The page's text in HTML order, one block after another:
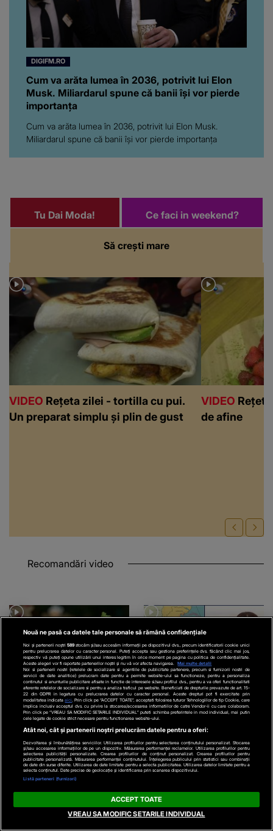
DIGIFM.RO
Cum va arăta lumea în 2036, potrivit lui Elon
Musk. Miliardarul spune că banii își vor pierde
importanța
Cum va arăta lumea în 2036, potrivit lui Elon Musk.
Miliardarul spune că banii își vor pierde importanța
Să crești mare
Tu Dai Moda! Ce faci in weekend?
VIDEO Rețeta zilei - tortilla cu pui.
Un preparat simplu și plin de gust
VIDEO
de afine
Recomandări video
EXTERNE
VIDEOAlertă alimentară
în SUA. Salata care
provoacă mii de
îmbolnăviri. Ce bacterie a
fost găsită în ea
ACTUALE
VIDEODronă suspectă,
doborâtă în apropiere de
localitatea Padina.
Ancheta este în
desfășurare
Nouă ne pasă ca datele tale personale să rămână confidențiale
Noi și partenerii noștri 589stocăm și/sau accesăm informații pe dispozitivul dvs., precum identificatorii cookie unici
pentru prelucrarea datelor cu caracter personal. Puteți accepta sau gestiona preferințele dvs. făcând clic mai jos,
respectiv vă puteți opune utilizării unui interes legitim în orice moment pe pagina cu politica de confidențialitate.
Aceste alegeri vor fi raportate partenerilor noștri și nu vă vor afecta navigarea.
Mai multe detalii
Noi si partenerii nostri (retelele de socializare si agentiile de publicitate partenere, precum si furnizorii nostri de
servicii de date analitice) prelucram date pentru a permite website-ului sa functioneze, pentru a personaliza
continutul si anunturile publicitare afisate in functie de interesele si/sau profilul dvs., pentru a va oferi functionalitati
aferente retelelor de socializare si pentru a analiza traficul pe website. Beneficiati de drepturile prevazute de art. 15-
22 din GDPR in legatura cu prelucrarea datelor cu caracter personal. Aceste drepturi pot fi exercitate prin
modalitatea indicataaici . Prin click pe “ACCEPT TOATE”, acceptati folosirea tuturor Tehnologiilor de tip Cookie, care
implica inclusiv acceptul dvs. cu privire la stocarea/accesarea informatiilor de catre Vendor-ii cu care colaboram.
Prin click pe “VREAU SA MODIFIC SETARILE INDIVIDUAL” puteti schimba preferintele in mod individual, mai putin
cele legate de cookie strict necesare pentru functionarea website-ului.
Atât noi, cât și partenerii noștri prelucrăm datele pentru a oferi:
Dezvoltarea și îmbunătățirea serviciilor. Utilizarea profilurilor pentru selectarea conținutului personalizat. Stocarea
și/sau accesarea informațiilor de pe un dispozitiv. Măsurarea performanței reclamelor. Utilizarea profilurilor pentru
selectarea publicității personalizate. Crearea profilurilor de conținut personalizat. Crearea profilurilor pentru
publicitate personalizată. Măsurarea performanței conținutului. Înțelegerea publicului prin statistici sau combinații
de date din surse diferite. Utilizarea de date limitate pentru a selecta publicitatea. Utilizarea datelor limitate pentru a
selecta conținutul. Date precise de geolocație și identificarea prin scanarea dispozitivului.
Listă parteneri (furnizori)
ACCEPT TOATE
VREAU SA MODIFIC SETARILE INDIVIDUAL